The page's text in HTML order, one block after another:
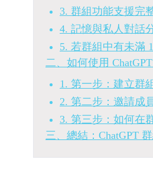
3. 群組功能支援完
4. 記憶與私人對話
5. 若群組中有未滿
二、如何使用
1. 第一步：建立群
2. 第二步：邀請成
3. 第三步：如何在
三、總結：ChatGPT